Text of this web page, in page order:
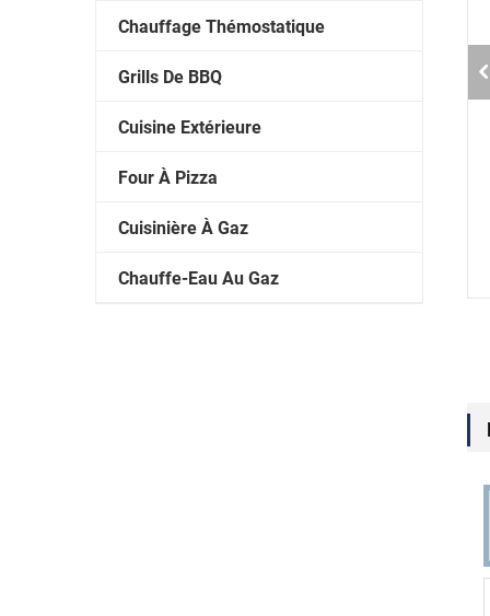
Chauffage Thémostatique
Grills De BBQ
Cuisine Extérieure
Four À Pizza
Cuisinière À Gaz
Chauffe-Eau Au Gaz